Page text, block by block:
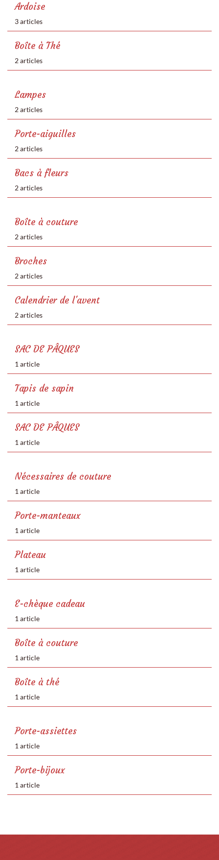
Ardoise
3 articles
Boîte à Thé
2 articles
Lampes
2 articles
Porte-aiguilles
2 articles
Bacs à fleurs
2 articles
Boîte à couture
2 articles
Broches
2 articles
Calendrier de l'avent
2 articles
SAC DE PÂQUES
1 article
Tapis de sapin
1 article
SAC DE PÂQUES
1 article
Nécessaires de couture
1 article
Porte-manteaux
1 article
Plateau
1 article
E-chèque cadeau
1 article
Boîte à couture
1 article
Boîte à thé
1 article
Porte-assiettes
1 article
Porte-bijoux
1 article